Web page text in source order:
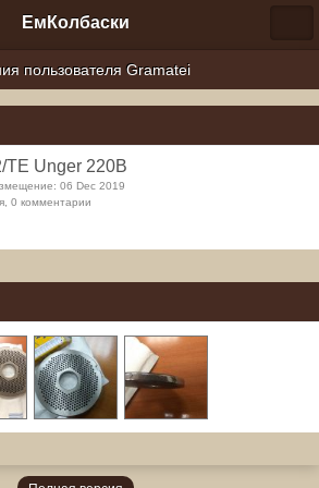
ЕмКолбаски
пользователя Gramatei
TE Unger 220В
06 Dec 2019
0 комментарии